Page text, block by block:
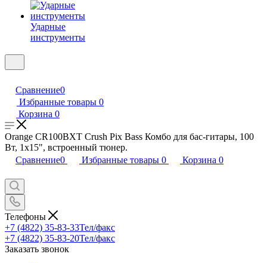
Ударные
инструменты
Сравнение0
Избранные товары 0
Корзина 0
Orange CR100BXT Crush Pix Bass Комбо для бас-гитары, 100
Вт, 1х15", встроенный тюнер.
Сравнение0 Избранные товары 0 Корзина 0
Телефоны
+7 (4822) 35-83-33Тел/факс
+7 (4822) 35-83-20Тел/факс
Заказать звонок